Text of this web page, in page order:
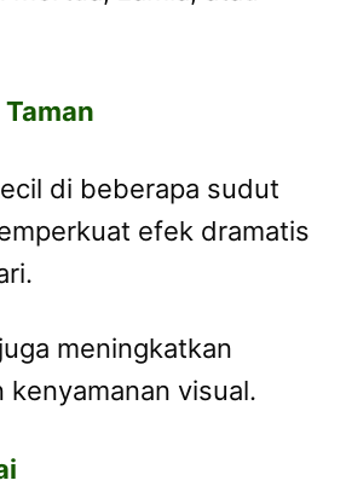
di beberapa sudut
efek dramatis
meningkatkan
kenyamanan visual.